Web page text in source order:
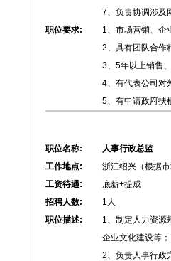
7、负责协调涉及
职位要求:
1、市场营销、企
2、具有团队合作
3、5年以上销售
4、有代表公司对
5、有申请政府扶
职位名称:
人事行政总监
工作地点:
浙江绍兴（根据
工资待遇:
底薪+提成
招聘人数:
1人
职位描述:
1、制定人力资源
企业文化建设等；
2、负责人事行政